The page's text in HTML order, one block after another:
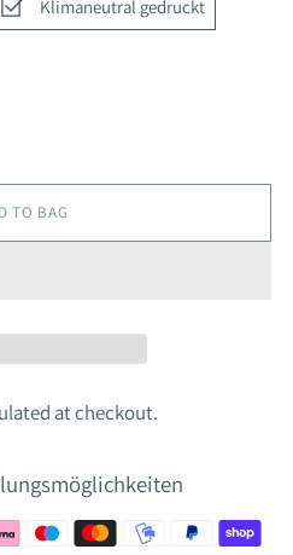
Klimaneutral gedruckt
TO BAG
at checkout.